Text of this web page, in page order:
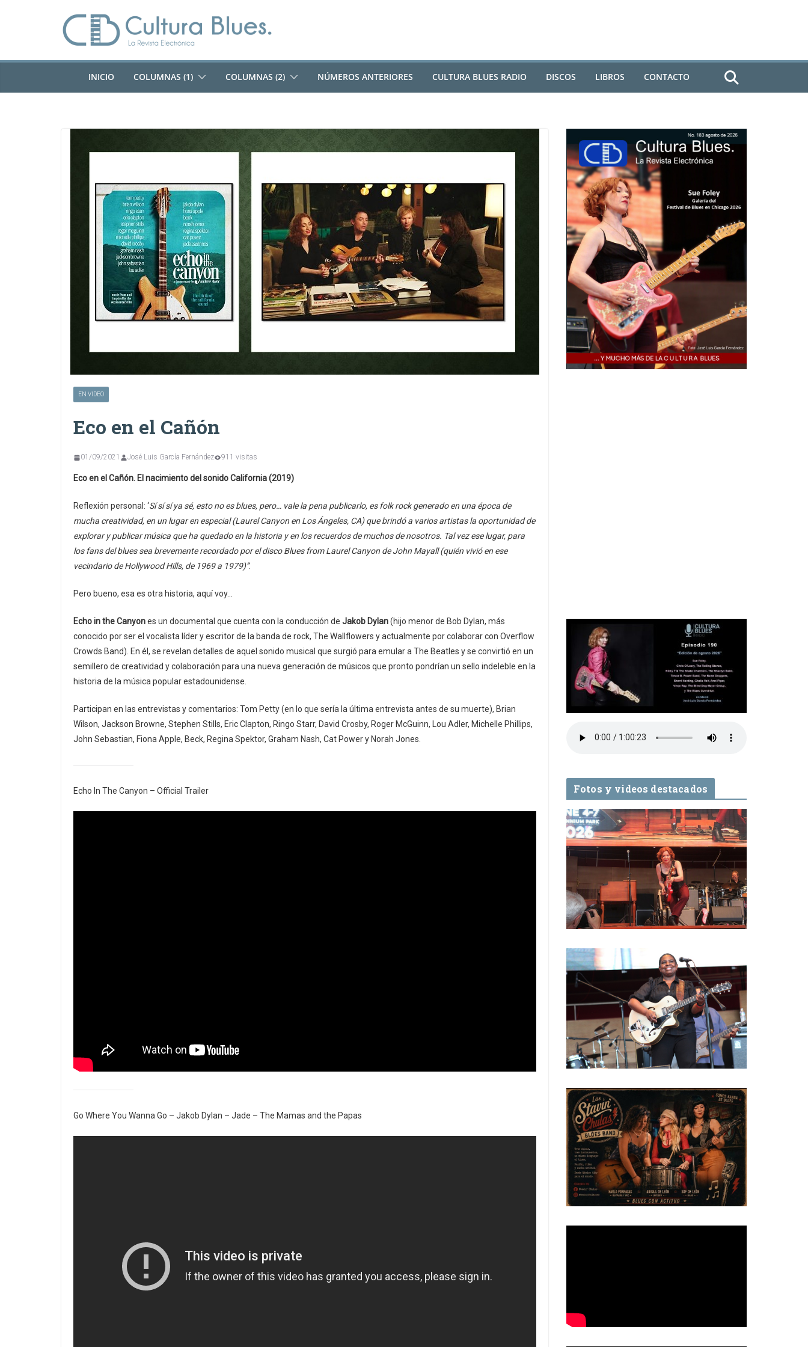
INICIO COLUMNAS (1) COLUMNAS (2) NÚMEROS ANTERIORES CULTURA BLUES RADIO DISCOS LIBROS CONTACTO
EN VIDEO
Eco en el Cañón
01/09/2021 José Luis García Fernández 911 visitas
Eco en el Cañón. El nacimiento del sonido California (2019)
Reflexión personal: ‘Sí sí sí ya sé, esto no es blues, pero… vale la pena publicarlo, es folk rock generado en una época de
mucha creatividad, en un lugar en especial (Laurel Canyon en Los Ángeles, CA) que brindó a varios artistas la oportunidad de
explorar y publicar música que ha quedado en la historia y en los recuerdos de muchos de nosotros. Tal vez ese lugar, para
los fans del blues sea brevemente recordado por el disco Blues from Laurel Canyon de John Mayall (quién vivió en ese
vecindario de Hollywood Hills, de 1969 a 1979)”.
Pero bueno, esa es otra historia, aquí voy…
Echo in the Canyones un documental que cuenta con la conducción de Jakob Dylan(hijo menor de Bob Dylan, más
conocido por ser el vocalista líder y escritor de la banda de rock, The Wallflowers y actualmente por colaborar con Overflow
Crowds Band). En él, se revelan detalles de aquel sonido musical que surgió para emular a The Beatles y se convirtió en un
semillero de creatividad y colaboración para una nueva generación de músicos que pronto pondrían un sello indeleble en la
historia de la música popular estadounidense.
Participan en las entrevistas y comentarios: Tom Petty (en lo que sería la última entrevista antes de su muerte), Brian
Wilson, Jackson Browne, Stephen Stills, Eric Clapton, Ringo Starr, David Crosby, Roger McGuinn, Lou Adler, Michelle Phillips,
John Sebastian, Fiona Apple, Beck, Regina Spektor, Graham Nash, Cat Power y Norah Jones.
Echo In The Canyon – Official Trailer
Go Where You Wanna Go – Jakob Dylan – Jade – The Mamas and the Papas
Fotos y videos destacados